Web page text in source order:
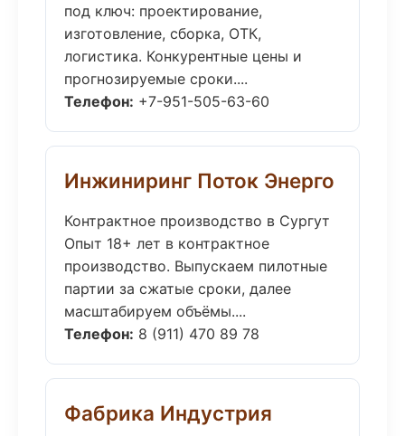
под ключ: проектирование,
изготовление, сборка, ОТК,
логистика. Конкурентные цены и
прогнозируемые сроки....
Телефон: +7-951-505-63-60
Инжиниринг Поток Энерго
Контрактное производство в Сургут
Опыт 18+ лет в контрактное
производство. Выпускаем пилотные
партии за сжатые сроки, далее
масштабируем объёмы....
Телефон: 8 (911) 470 89 78
Фабрика Индустрия